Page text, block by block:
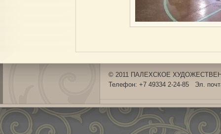
© 2011 ПАЛЕХСКОЕ
Телефон: +7 49334 2-24-85 Эл.